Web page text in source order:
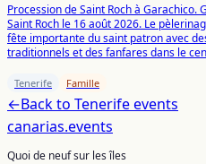
Procession de Saint Roch à Garachico.
Saint Roch le 16 août 2026. Le
fête importante du saint patron avec
traditionnels et des fanfares dans le
Tenerife Famille
←Back to Tenerifeevents
canarias.events
Quoi de neuf sur les îles